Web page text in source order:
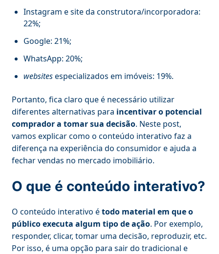
Instagram e site da construtora/incorporadora:
22%;
Google: 21%;
WhatsApp: 20%;
websitesespecializados em imóveis: 19%.
Portanto, fica claro que é necessário utilizar
diferentes alternativas para incentivar o potencial
comprador a tomar sua decisão. Neste post,
vamos explicar como o conteúdo interativo faz a
diferença na experiência do consumidor e ajuda a
fechar vendas no mercado imobiliário.
O que é conteúdo interativo?
O conteúdo interativo étodo material em que o
público executa algum tipo de ação. Por exemplo,
responder, clicar, tomar uma decisão, reproduzir, etc.
Por isso, é uma opção para sair do tradicional e